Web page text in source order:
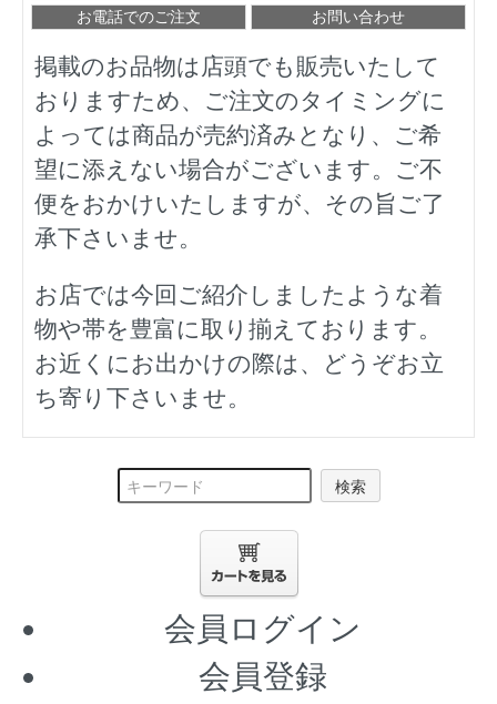
お電話でのご注文
お問い合わせ
掲載のお品物は店頭でも販売いたして
おりますため、ご注文のタイミングに
よっては商品が売約済みとなり、ご希
望に添えない場合がございます。ご不
便をおかけいたしますが、その旨ご了
承下さいませ。
お店では今回ご紹介しましたような着
物や帯を豊富に取り揃えております。
お近くにお出かけの際は、どうぞお立
ち寄り下さいませ。
検索
会員ログイン
会員登録